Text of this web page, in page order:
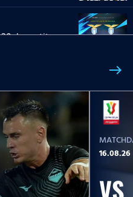
la partita
partita integrale
integrale
east
16.08.26
VS